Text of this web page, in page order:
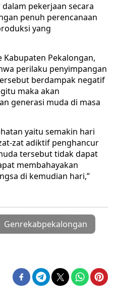
pekerjaan secara
penuh perencanaan
yang
Kabupaten Pekalongan,
perilaku penyimpangan
berdampak negatif
maka akan
generasi muda di masa
yaitu semakin hari
zat adiktif penghancur
tersebut tidak dapat
membahayakan
di kemudian hari,”
Genrekabpekalongan